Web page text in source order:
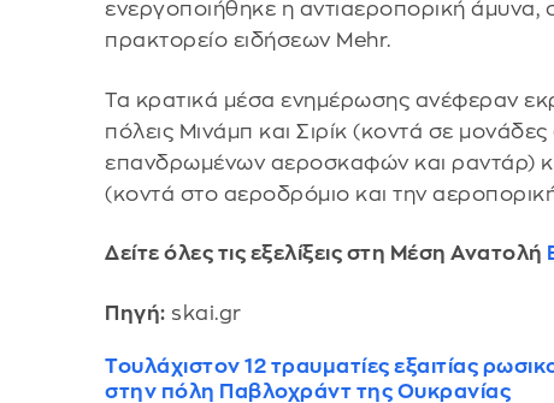
ενεργοποιήθηκε η αντιαεροπορική άμυνα,
πρακτορείο ειδήσεων Mehr.
Τα κρατικά μέσα ενημέρωσης ανέφεραν
πόλεις Μινάμπ και Σιρίκ (κοντά σε
επανδρωμένων αεροσκαφών και ραντάρ)
(κοντά στο αεροδρόμιο και την
Δείτε όλες τις εξελίξεις στη Μέση Ανατολή
Πηγή: skai.gr
Τουλάχιστον 12 τραυματίες εξαιτίας
στην πόλη Παβλοχράντ της Ουκρανίας